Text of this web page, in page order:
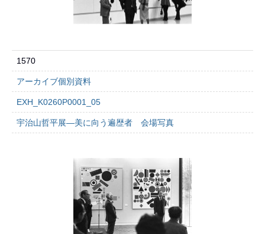
1570
アーカイブ個別資料
EXH_K0260P0001_05
宇治山哲平展―美に向う遍歴者 会場写真